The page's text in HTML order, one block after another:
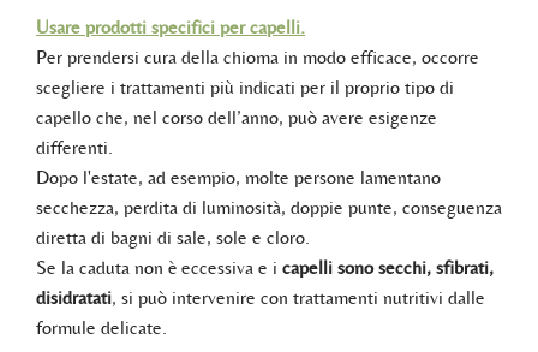
Usare prodotti specifici per capelli.
Per prendersi cura della chioma in modo efficace, occorre
scegliere i trattamenti più indicati per il proprio tipo di
capello che, nel corso dell’anno, può avere esigenze
differenti.
Dopo l'estate, ad esempio, molte persone lamentano
secchezza, perdita di luminosità, doppie punte, conseguenza
diretta di bagni di sale, sole e cloro.
Se la caduta non è eccessiva e i capelli sono secchi, sfibrati,
disidratati, si può intervenire con trattamenti nutritivi dalle
formule delicate.